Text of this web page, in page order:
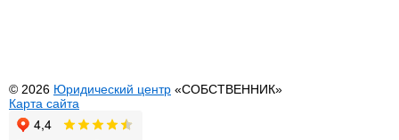
© 2026 Юридический центр «СОБСТВЕННИК»
Карта сайта